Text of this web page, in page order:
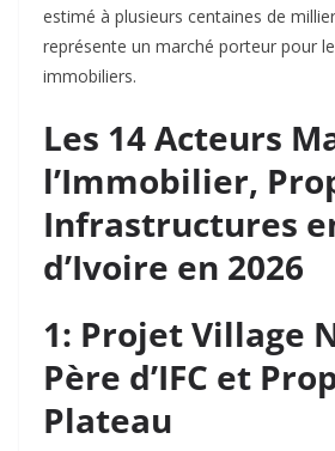
estimé à plusieurs centaines de
représente un marché porteur pour
immobiliers.
Les 14 Acteurs
l’Immobilier,
Infrastructures
d’Ivoire en 2026
1: Projet Village
Père d’IFC et
Plateau